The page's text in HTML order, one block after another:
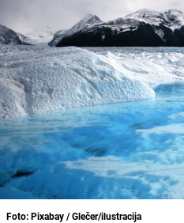
Foto: Pixabay / Glečer/ilustracija